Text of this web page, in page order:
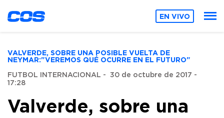
EN VIVO
VALVERDE, SOBRE UNA POSIBLE VUELTA DE
NEYMAR:"VEREMOS QUÉ OCURRE EN EL FUTURO"
FUTBOL INTERNACIONAL - 30 de octubre de 2017 -
17:28
Valverde, sobre una